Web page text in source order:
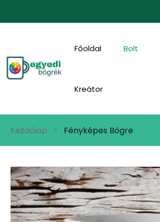
Főoldal Bolt
Kreátor
Kezdőlap Fényképes Bögre